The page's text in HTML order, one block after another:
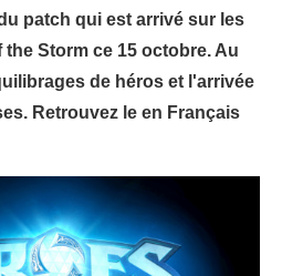
patch qui est arrivé sur les
Storm ce 15 octobre. Au
de héros et l'arrivée
Retrouvez le en Français